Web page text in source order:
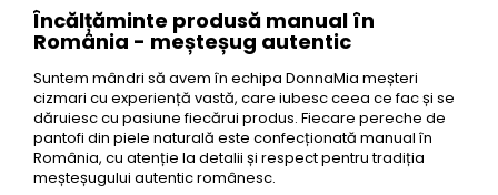
Încălțăminte produsă manual în
România - meșteșug autentic
Suntem mândri să avem în echipa DonnaMia meșteri
cizmari cu experiență vastă, care iubesc ceea ce fac și se
dăruiesc cu pasiune fiecărui produs. Fiecare pereche de
pantofi din piele naturală este confecționată manual în
România, cu atenție la detalii și respect pentru tradiția
meșteșugului autentic românesc.